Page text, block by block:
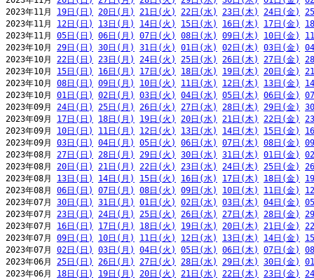
2023年11月 19日(日) 20日(月) 21日(火) 22日(水) 23日(木) 24日(金)
2023年11月 12日(日) 13日(月) 14日(火) 15日(水) 16日(木) 17日(金)
2023年11月 05日(日) 06日(月) 07日(火) 08日(水) 09日(木) 10日(金)
2023年10月 29日(日) 30日(月) 31日(火) 01日(水) 02日(木) 03日(金)
2023年10月 22日(日) 23日(月) 24日(火) 25日(水) 26日(木) 27日(金)
2023年10月 15日(日) 16日(月) 17日(火) 18日(水) 19日(木) 20日(金)
2023年10月 08日(日) 09日(月) 10日(火) 11日(水) 12日(木) 13日(金)
2023年10月 01日(日) 02日(月) 03日(火) 04日(水) 05日(木) 06日(金)
2023年09月 24日(日) 25日(月) 26日(火) 27日(水) 28日(木) 29日(金)
2023年09月 17日(日) 18日(月) 19日(火) 20日(水) 21日(木) 22日(金)
2023年09月 10日(日) 11日(月) 12日(火) 13日(水) 14日(木) 15日(金)
2023年09月 03日(日) 04日(月) 05日(火) 06日(水) 07日(木) 08日(金)
2023年08月 27日(日) 28日(月) 29日(火) 30日(水) 31日(木) 01日(金)
2023年08月 20日(日) 21日(月) 22日(火) 23日(水) 24日(木) 25日(金)
2023年08月 13日(日) 14日(月) 15日(火) 16日(水) 17日(木) 18日(金)
2023年08月 06日(日) 07日(月) 08日(火) 09日(水) 10日(木) 11日(金)
2023年07月 30日(日) 31日(月) 01日(火) 02日(水) 03日(木) 04日(金)
2023年07月 23日(日) 24日(月) 25日(火) 26日(水) 27日(木) 28日(金)
2023年07月 16日(日) 17日(月) 18日(火) 19日(水) 20日(木) 21日(金)
2023年07月 09日(日) 10日(月) 11日(火) 12日(水) 13日(木) 14日(金)
2023年07月 02日(日) 03日(月) 04日(火) 05日(水) 06日(木) 07日(金)
2023年06月 25日(日) 26日(月) 27日(火) 28日(水) 29日(木) 30日(金)
2023年06月 18日(日) 19日(月) 20日(火) 21日(水) 22日(木) 23日(金)